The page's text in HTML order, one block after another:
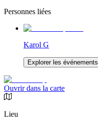
Personnes liées
Karol G
Explorer les événements
Ouvrir dans la carte
Lieu